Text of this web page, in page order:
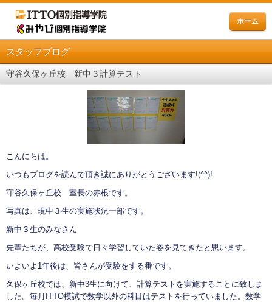
ホーム
スタッフブログ
守谷久保ヶ丘校 新中３計算テスト
こんにちは。
いつもブログを読んで頂き誠にありがとうございます!(^^)!
守谷久保ヶ丘校 室長の赤根です。
写真は、現中３生の実施状況一部です。
新中３生のみなさん
先輩たちが、高校受験で日々学習していた姿を見てきたと思います。
いよいよ1年後は、皆さんが受験をする番です。
久保ヶ丘校では、新中3生に向けて、計算テストを実施することに致しま
した。毎月ITTO模試で数学以外の科目はテストを行っていました。数学